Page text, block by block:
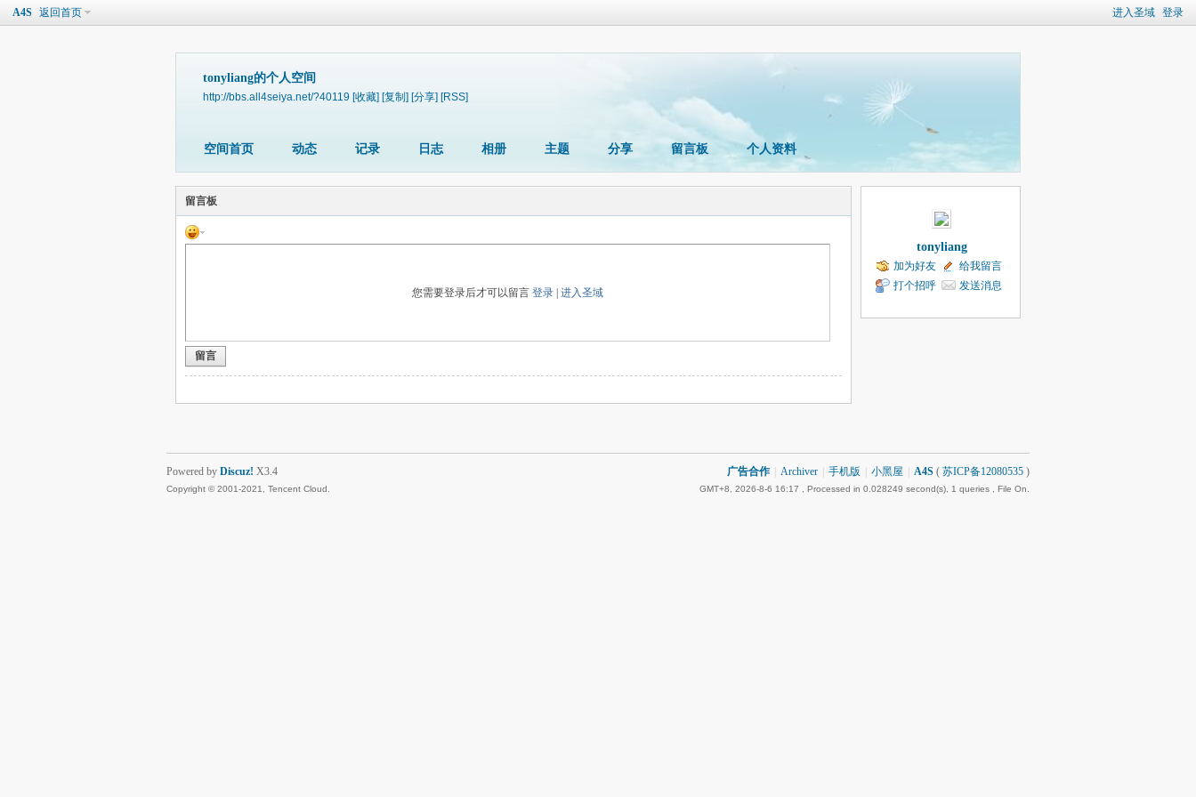
进入圣域 登录
A4S 返回首页
tonyliang的个人空间
http://bbs.all4seiya.net/?40119 [收藏] [复制] [分享] [RSS]
空间首页 动态 记录 日志 相册 主题 分享 留言板 个人资料
留言板
您需要登录后才可以留言登录 |进入圣域
留言
tonyliang
加为好友
给我留言
打个招呼
发送消息
广告合作 Archiver 手机版 小黑屋 A4S ( 苏ICP备12080535 )
GMT+8, 2026-8-6 16:17 , Processed in 0.028249 second(s), 1 queries , File On.
Powered by Discuz! X3.4
Copyright © 2001-2021, Tencent Cloud.